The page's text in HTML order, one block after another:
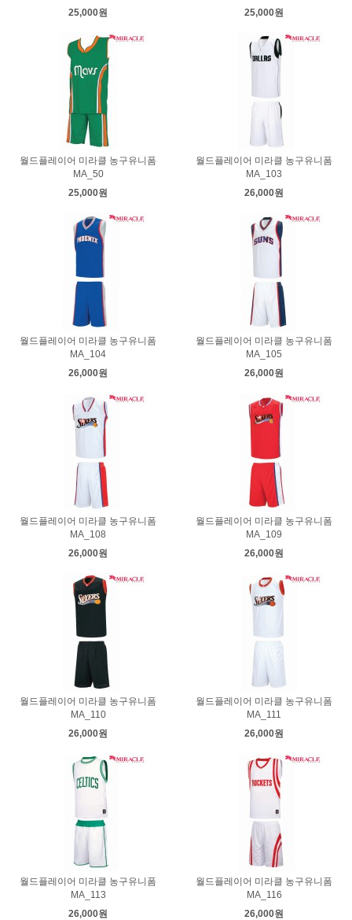
25,000원
25,000원
월드플레이어 미라클 농구유니폼
MA_50
25,000원
월드플레이어 미라클 농구유니폼
MA_103
26,000원
월드플레이어 미라클 농구유니폼
MA_104
26,000원
월드플레이어 미라클 농구유니폼
MA_105
26,000원
월드플레이어 미라클 농구유니폼
MA_108
26,000원
월드플레이어 미라클 농구유니폼
MA_109
26,000원
월드플레이어 미라클 농구유니폼
MA_110
26,000원
월드플레이어 미라클 농구유니폼
MA_111
26,000원
월드플레이어 미라클 농구유니폼
MA_113
26,000원
월드플레이어 미라클 농구유니폼
MA_116
26,000원